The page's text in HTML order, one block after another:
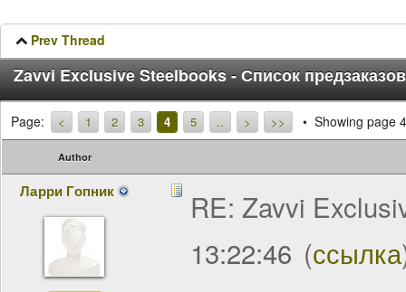
Prev Thread
Zavvi Exclusive Steelbooks - Список
Page: < 1 2 3 4 5 .. > >> Showing page
Author
Ларри Гопник
RE: Zavvi
13:22:46 (ссылка